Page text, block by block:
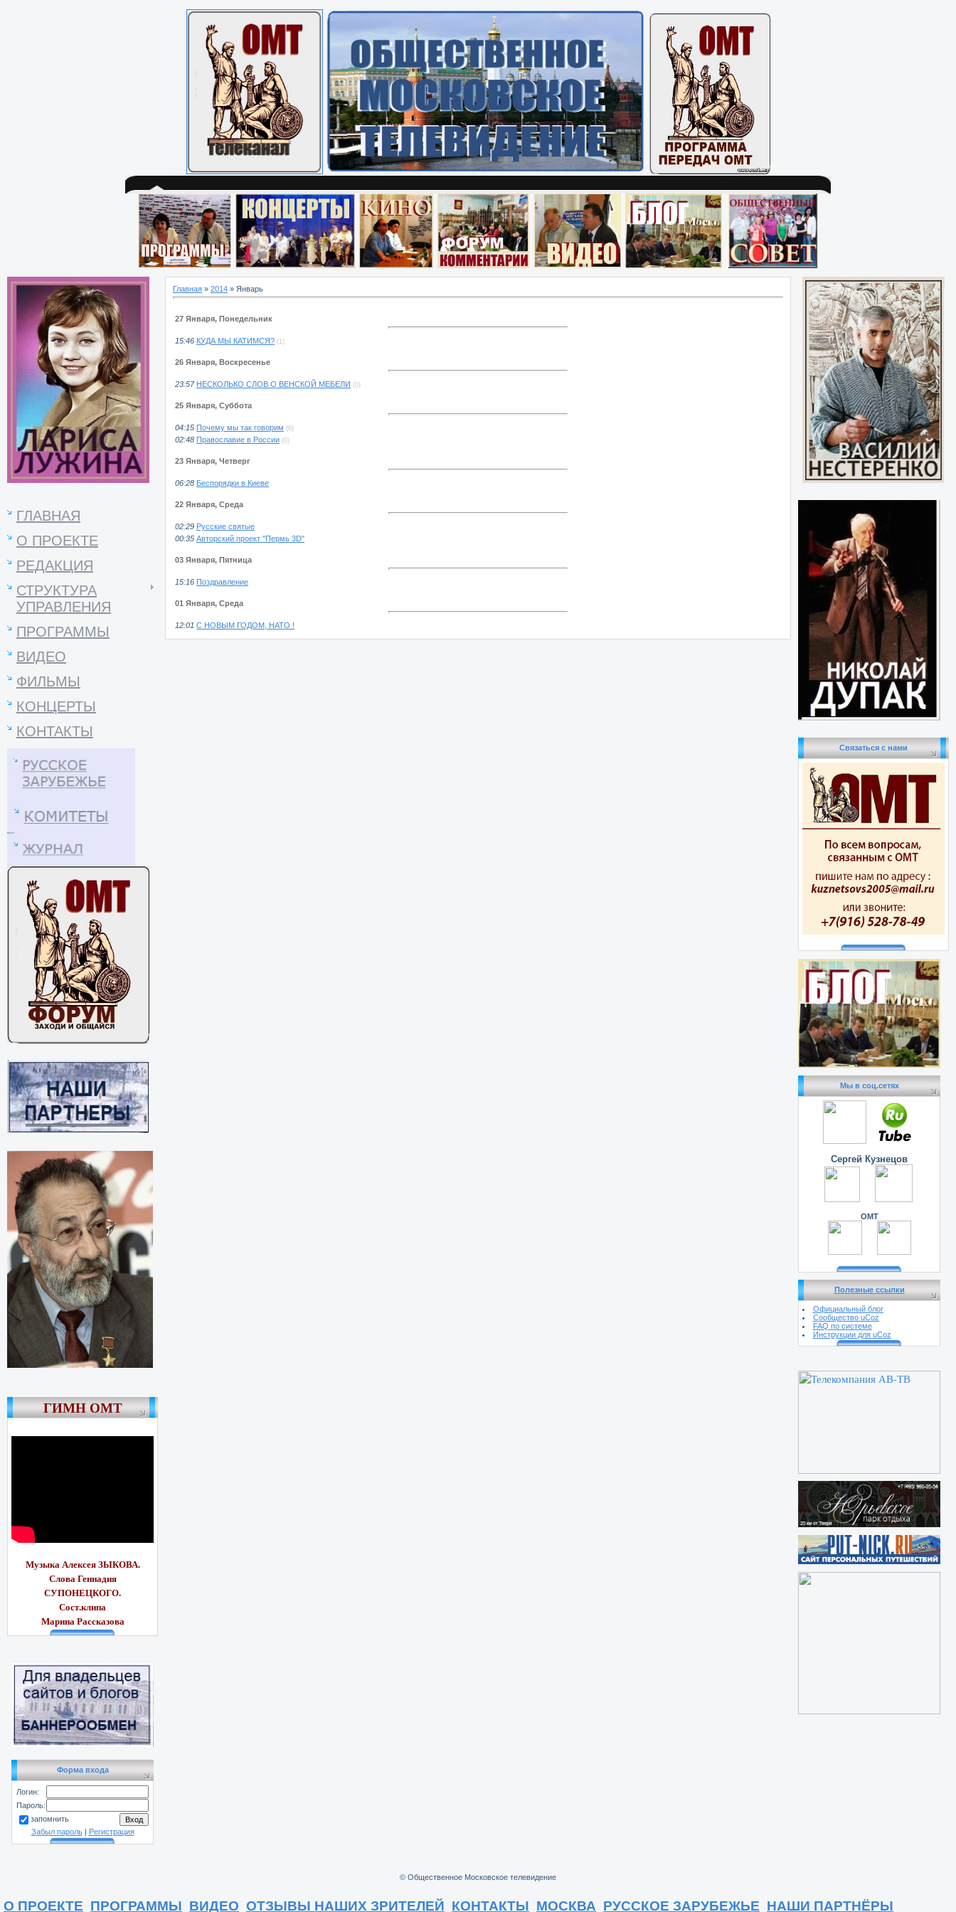
ГЛАВНАЯ
О ПРОЕКТЕ
РЕДАКЦИЯ
СТРУКТУРА
УПРАВЛЕНИЯ
ПРОГРАММЫ
ВИДЕО
ФИЛЬМЫ
КОНЦЕРТЫ
КОНТАКТЫ
ГИМН ОМТ
Музыка Алексея ЗЫКОВА.
Слова Геннадия
СУПОНЕЦКОГО.
Сост.клипа
Марина Рассказова
Форма входа
Логин:
Пароль:
запомнить
Забыл пароль| Регистрация
Главная » 2014 » Январь
27 Января, Понедельник
15:46 КУДА МЫ КАТИМСЯ? (1)
26 Января, Воскресенье
23:57 НЕСКОЛЬКО СЛОВ О ВЕНСКОЙ МЕБЕЛИ (0)
25 Января, Суббота
04:15 Почему мы так говорим (0)
02:48 Православие в России (0)
23 Января, Четверг
06:28 Беспорядки в Киеве
22 Января, Среда
02:29 Русские святые
00:35 Авторский проект "Пермь 3D"
03 Января, Пятница
15:16 Поздравление
01 Января, Среда
12:01 С НОВЫМ ГОДОМ, НАТО !
Связаться с нами
Мы в соц.сетях
Сергей Кузнецов
ОМТ
Полезные ссылки
Официальный блог
Сообщество uCoz
FAQ по системе
Инструкции для uCoz
© Общественное Московское телевидение
О ПРОЕКТЕ ПРОГРАММЫ ВИДЕО ОТЗЫВЫ НАШИХ ЗРИТЕЛЕЙ КОНТАКТЫ МОСКВА РУССКОЕ ЗАРУБЕЖЬЕ НАШИ ПАРТНЁРЫ